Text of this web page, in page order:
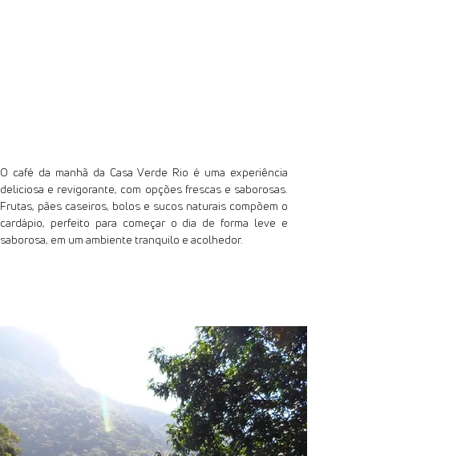
O café da manhã da Casa Verde Rio é uma experiência
deliciosa e revigorante, com opções frescas e saborosas.
Frutas, pães caseiros, bolos e sucos naturais compõem o
cardápio, perfeito para começar o dia de forma leve e
saborosa, em um ambiente tranquilo e acolhedor.